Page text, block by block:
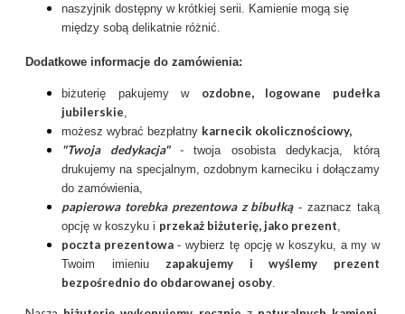
naszyjnik dostępny w krótkiej serii. Kamienie mogą się
między sobą delikatnie różnić.
Dodatkowe informacje do zamówienia:
biżuterię pakujemy w ozdobne, logowane pudełka
jubilerskie
możesz wybrać bezpłatny karnecik okolicznościowy,
"Twoja dedykacja"-twoja osobista dedykacja, którą
drukujemy na specjalnym, ozdobnym karneciku i dołączamy
do zamówienia,
papierowa torebka prezentowa z bibułką- zaznacz taką
opcję w koszyku i przekaż biżuterię, jako prezent
poczta prezentowa- wybierz tę opcję w koszyku, a my w
Twoim imieniu zapakujemy i wyślemy prezent
bezpośrednio do obdarowanej osoby